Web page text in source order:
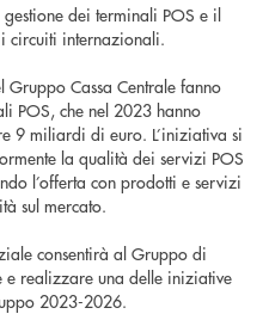
dei terminali POS e il
circuiti internazionali.
Cassa Centrale fanno
POS, che nel 2023 hanno
9 miliardi di euro. L’iniziativa si
la qualità dei servizi POS
l’offerta con prodotti e servizi
sul mercato.
consentirà al Gruppo di
realizzare una delle iniziative
2023-2026.